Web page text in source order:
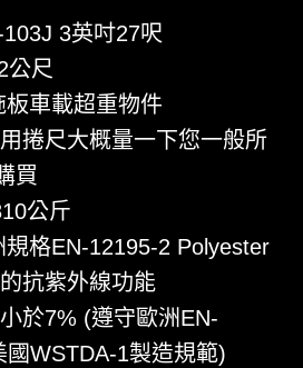
。
價
格：
NT$2,300。
3英吋27呎
公尺
車載超重物件
捲尺大概量一下您一般所
買
公斤
格EN-12195-2 Polyester
抗紫外線功能
於7% (遵守歐洲EN-
國WSTDA-1製造規範)